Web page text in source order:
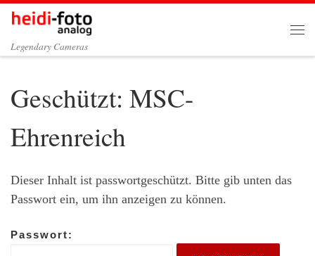
Zum Inhalt springen
Legendary Cameras
Geschützt: MSC-
Ehrenreich
Dieser Inhalt ist passwortgeschützt. Bitte gib unten das
Passwort ein, um ihn anzeigen zu können.
Passwort: